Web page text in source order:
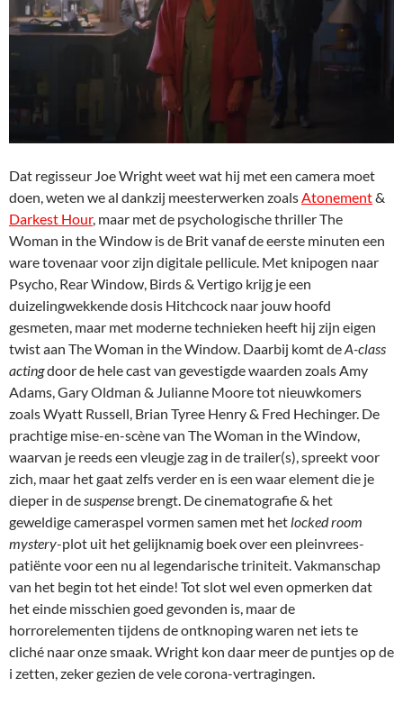
Dat regisseur Joe Wright weet wat hij met een camera moet
doen, weten we al dankzij meesterwerken zoalsAtonement&
Darkest Hour, maar met de psychologische thriller The
Woman in the Window is de Brit vanaf de eerste minuten een
ware tovenaar voor zijn digitale pellicule. Met knipogen naar
Psycho, Rear Window, Birds & Vertigo krijg je een
duizelingwekkende dosis Hitchcock naar jouw hoofd
gesmeten, maar met moderne technieken heeft hij zijn eigen
twist aan The Woman in the Window. Daarbij komt deA-class
actingdoor de hele cast van gevestigde waarden zoals Amy
Adams, Gary Oldman & Julianne Moore tot nieuwkomers
zoals Wyatt Russell, Brian Tyree Henry & Fred Hechinger. De
prachtige mise-en-scène van The Woman in the Window,
waarvan je reeds een vleugje zag in de trailer(s), spreekt voor
zich, maar het gaat zelfs verder en is een waar element die je
dieper in desuspense brengt. De cinematografie & het
geweldige cameraspel vormen samen met het locked room
mystery-plot uit het gelijknamig boek over een pleinvrees-
patiënte voor een nu al legendarische triniteit. Vakmanschap
van het begin tot het einde! Tot slot wel even opmerken dat
het einde misschien goed gevonden is, maar de
horrorelementen tijdens de ontknoping waren net iets te
cliché naar onze smaak. Wright kon daar meer de puntjes op de
i zetten, zeker gezien de vele corona-vertragingen.